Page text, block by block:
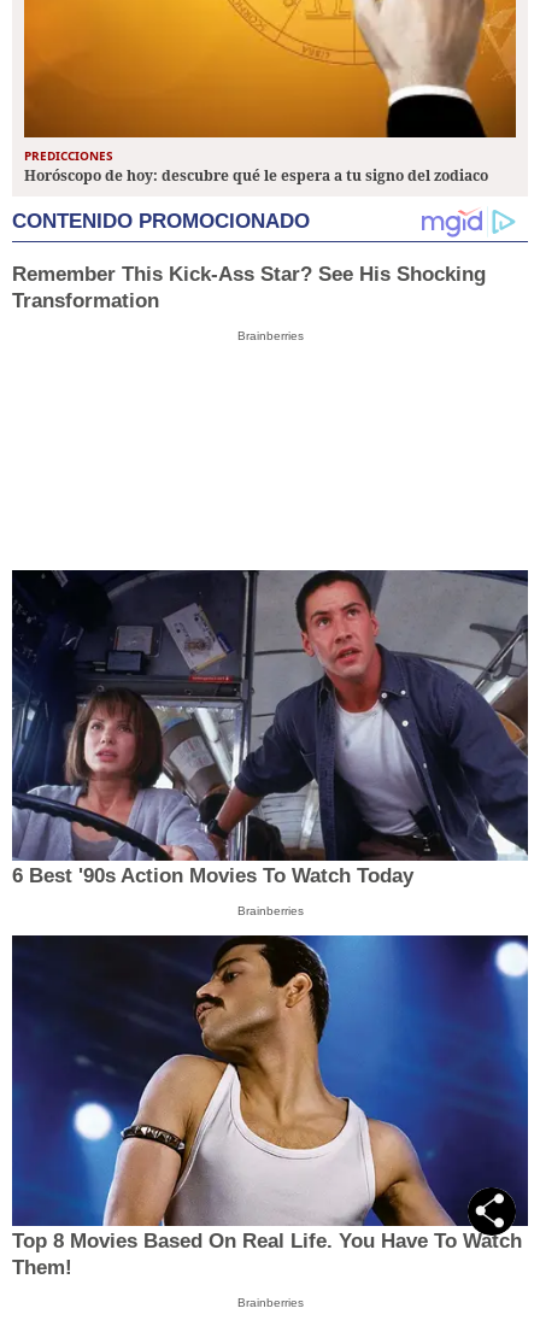
PREDICCIONES
Horóscopo de hoy: descubre qué le espera a tu signo del zodiaco
CONTENIDO PROMOCIONADO
Remember This Kick-Ass Star? See His Shocking
Transformation
Brainberries
6 Best '90s Action Movies To Watch Today
Brainberries
Top 8 Movies Based On Real Life. You Have To Watch
Them!
Brainberries